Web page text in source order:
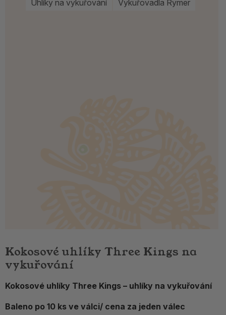
Kokosové uhlíky Three Kings na
vykuřování
Kokosové uhlíky Three Kings – uhlíky na vykuřování
Baleno po 10 ks ve válci/ cena za jeden válec
Uhlíky na vykuřování Vykuřovadla Rymer